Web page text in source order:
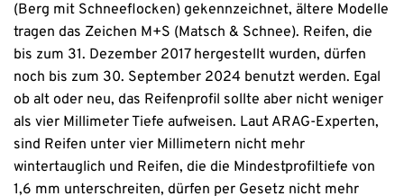
(Berg mit Schneeflocken) gekennzeichnet, ältere Modelle
tragen das Zeichen M+S (Matsch & Schnee). Reifen, die
bis zum 31. Dezember 2017 hergestellt wurden, dürfen
noch bis zum 30. September 2024 benutzt werden. Egal
ob alt oder neu, das Reifenprofil sollte aber nicht weniger
als vier Millimeter Tiefe aufweisen. Laut ARAG-Experten,
sind Reifen unter vier Millimetern nicht mehr
wintertauglich und Reifen, die die Mindestprofiltiefe von
1,6 mm unterschreiten, dürfen per Gesetz nicht mehr